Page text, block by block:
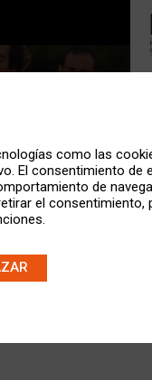
como las
El consentimiento de
de
el consentimiento,